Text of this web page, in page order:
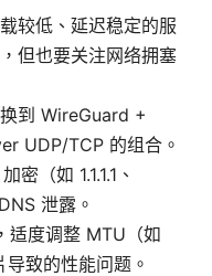
较低、延迟稳定的服
但也要关注网络拥塞
到 WireGuard +
UDP/TCP 的组合。
（如 1.1.1.1、
泄露。
适度调整 MTU（如
致的性能问题。